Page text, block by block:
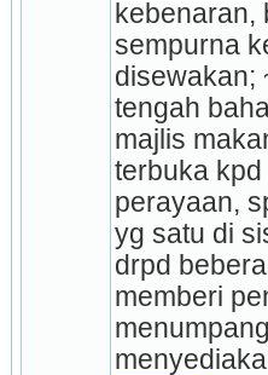
ke­be­naran,
sempurna
disewakan;
tengah
majlis
terbuka
perayaan,
yg satu di
drpd
memberi